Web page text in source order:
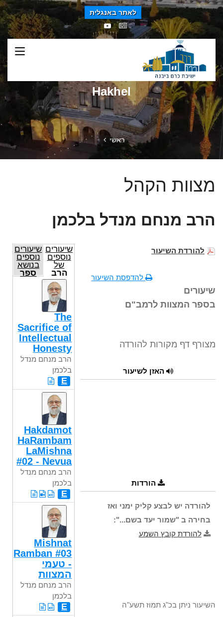
לאתר באנגלית
Hakhel
ראשי
מצוות הקהל
הרב מנחם מנדל בלכמן
להורדת השיעור
להדפסת השיעור
שיעורים
בספר המצוות לרמב"ם
מצורף דף מקורות להורדה
האזן לשיעור
הורדות
להורדה יש לבצע קליק ימני ואז
בחירה ב "שמור יעד בשם...":
להורדת קובץ השמע
השיעור ניתן בכ"ג תמוז תשע"ה
שיעורים
נוספים
של
הרב
מנחם
מנדל
בלכמן
שיעורים
נוספים
בנושא
ספר
המצוות
The
Sacrifice of
Intellectual
Honesty
הרב מנחם מנדל
בלכמן
E
Hakdamot
HaRambam
LaMishna
#02 - Nevua
הרב מנחם מנדל
בלכמן
E
Mishnat
Ramban #03
- טעמי
המצוות
הרב מנחם מנדל
בלכמן
E